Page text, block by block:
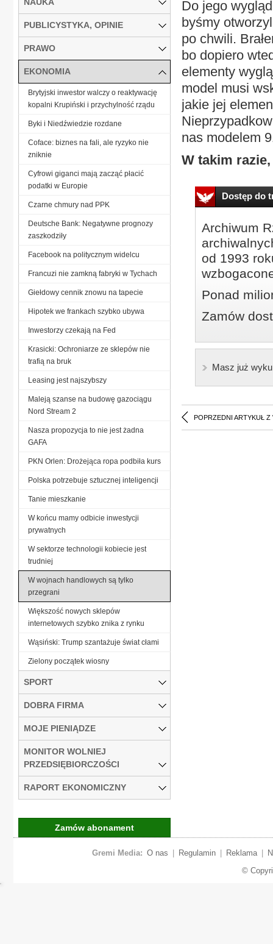
Do jego
byśmy
po chwili.
bo dopiero
elementy
model musi
jakie jej
nas modelem
W takim
Dostęp do
Archiwum
od 1993
Ponad
Zamów
Masz już
POPRZEDNI ARTYKUŁ Z
PUBLICYSTYKA, OPINIE
PRAWO
EKONOMIA
Brytyjski inwestor walczy o reaktywację
kopalni Krupiński i przychylność rządu
Byki i Niedźwiedzie rozdane
Coface: biznes na fali, ale ryzyko nie
zniknie
Cyfrowi giganci mają zacząć płacić
podatki w Europie
Czarne chmury nad PPK
Deutsche Bank: Negatywne prognozy
zaszkodziły
Facebook na politycznym widelcu
Francuzi nie zamkną fabryki w Tychach
Giełdowy cennik znowu na tapecie
Hipotek we frankach szybko ubywa
Inwestorzy czekają na Fed
Krasicki: Ochroniarze ze sklepów nie
trafią na bruk
Leasing jest najszybszy
Maleją szanse na budowę gazociągu
Nord Stream 2
Nasza propozycja to nie jest żadna
GAFA
PKN Orlen: Drożejąca ropa podbiła kurs
Polska potrzebuje sztucznej inteligencji
Tanie mieszkanie
W końcu mamy odbicie inwestycji
prywatnych
W sektorze technologii kobiecie jest
trudniej
W wojnach handlowych są tylko
przegrani
Większość nowych sklepów
internetowych szybko znika z rynku
Wąsiński: Trump szantażuje świat cłami
Zielony początek wiosny
SPORT
DOBRA FIRMA
MOJE PIENIĄDZE
MONITOR WOLNIEJ
PRZEDSIĘBIORCZOŚCI
RAPORT EKONOMICZNY
Zamów abonament
Gremi Media: O nas Regulamin Reklama
©